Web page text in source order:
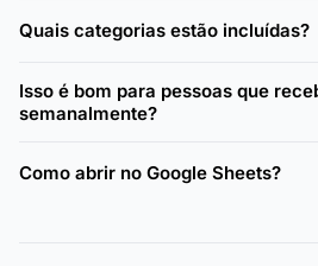
Quais categorias estão incluídas?
Isso é bom para pessoas que
semanalmente?
Como abrir no Google Sheets?